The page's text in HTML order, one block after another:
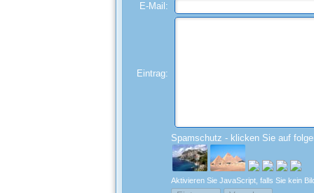
E-Mail:
Eintrag:
Spamschutz - klicken Sie auf
Aktivieren Sie JavaScript, falls Sie kein